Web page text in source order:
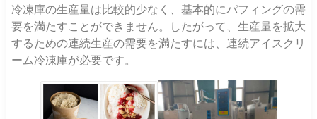
冷凍庫の生産量は比較的少なく、基本的にパフィングの需
要を満たすことができません。したがって、生産量を拡大
するための連続生産の需要を満たすには、連続アイスクリ
ーム冷凍庫が必要です。